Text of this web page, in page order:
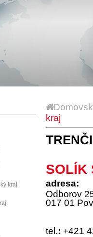
kraj
kraj
SOLÍK
adresa:
Odborov
017 01
tel.: +421